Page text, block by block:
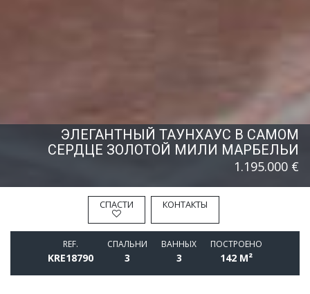
СПАСТИ КОНТАКТЫ
ЭЛЕГАНТНЫЙ ТАУНХАУС В САМОМ
СЕРДЦЕ ЗОЛОТОЙ МИЛИ МАРБЕЛЬИ
1.195.000 €
REF.
KRE18790
СПАЛЬНИ
3
BАННЫХ
3
ПОСТРОЕНО
142 M²